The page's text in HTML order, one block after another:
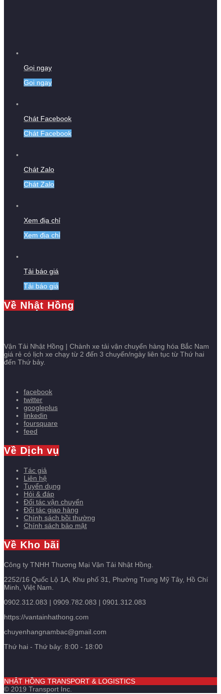
Gọi ngay
Gọi ngay
Chát Facebook
Chát Facebook
Chát Zalo
Chát Zalo
Xem địa chỉ
Xem địa chỉ
Tải báo giá
Tải báo giá
Về Nhật Hồng
Vận Tải Nhật Hồng | Chành xe tải vận chuyển hàng hóa Bắc Nam
giá rẻ có lịch xe chạy từ 2 đến 3 chuyến/ngày liên tục từ Thứ hai
đến Thứ bảy.
facebook
twitter
googleplus
linkedin
foursquare
feed
Về Dịch vụ
Tác giả
Liên hệ
Tuyển dụng
Hỏi & đáp
Đối tác vận chuyển
Đối tác giao hàng
Chính sách bồi thường
Chính sách bảo mật
Về Kho bãi
Công ty TNHH Thương Mại Vận Tải Nhật Hồng.
2252/16 Quốc Lộ 1A, Khu phố 31, Phường Trung Mỹ Tây, Hồ Chí
Minh, Việt Nam.
0902.312.083 | 0909.782.083 | 0901.312.083
https://vantainhathong.com
chuyenhangnambac@gmail.com
Thứ hai - Thứ bảy: 8:00 - 18:00
NHẬT HỒNG TRANSPORT & LOGISTICS
© 2019 Transport Inc.